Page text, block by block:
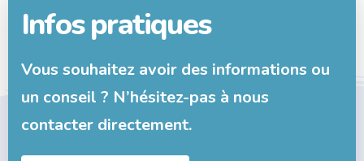
Infos pratiques
Vous souhaitez avoir des informations ou
un conseil ? N’hésitez-pas à nous
contacter directement.